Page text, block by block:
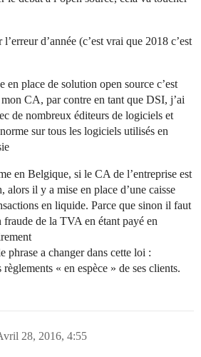
d’année (c’est vrai que 2018 c’est
en place de solution open source c’est
CA, par contre en tant que DSI, j’ai
de nombreux éditeurs de logiciels et
sur tous les logiciels utilisés en
en Belgique, si le CA de l’entreprise est
alors il y a mise en place d’une caisse
en liquide. Parce que sinon il faut
de la TVA en étant payé en
phrase a changer dans cette loi :
« en espèce » de ses clients.
28, 2016, 4:55